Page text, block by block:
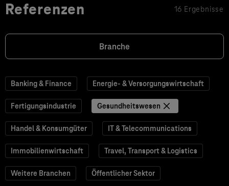
Referenzen 16 Ergebnisse
Branche
Banking & Finance Energie- & Versorgungswirtschaft
Fertigungsindustrie Gesundheitswesen
Handel & Konsumgüter IT & Telecommunications
Immobilienwirtschaft Travel, Transport & Logistics
Weitere Branchen Öffentlicher Sektor